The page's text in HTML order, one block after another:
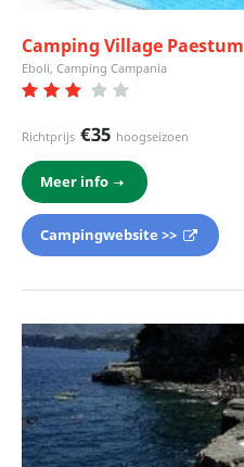
Camping Village Paestum
Eboli, Camping Campania
Richtprijs €35 hoogseizoen
Meer info
Campingwebsite >>